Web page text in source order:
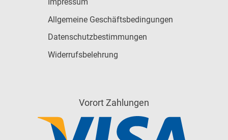
Allgemeine Geschäftsbedingungen
Datenschutzbestimmungen
Widerrufsbelehrung
Vorort Zahlungen